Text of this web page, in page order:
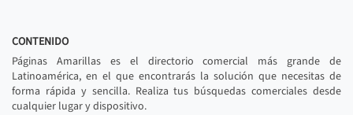
CONTENIDO
Páginas Amarillas es el directorio comercial más grande de
Latinoamérica, en el que encontrarás la solución que necesitas de
forma rápida y sencilla. Realiza tus búsquedas comerciales desde
cualquier lugar y dispositivo.